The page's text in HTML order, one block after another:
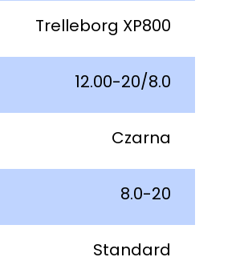
Trelleborg XP800
12.00-20/8.0
Czarna
8.0-20
Standard